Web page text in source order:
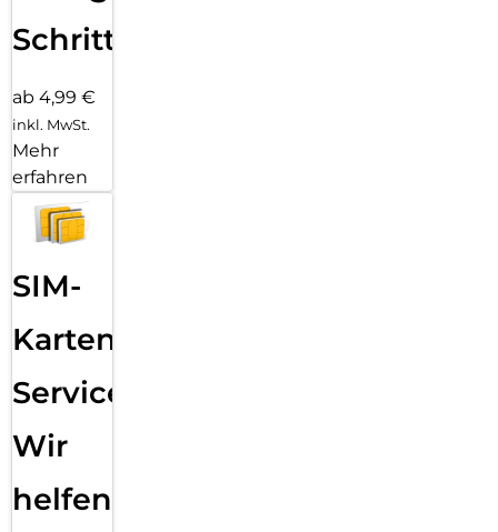
Schritten
ab 4,99 €
inkl. MwSt.
Mehr
erfahren
SIM-
Karten
Service:
Wir
helfen